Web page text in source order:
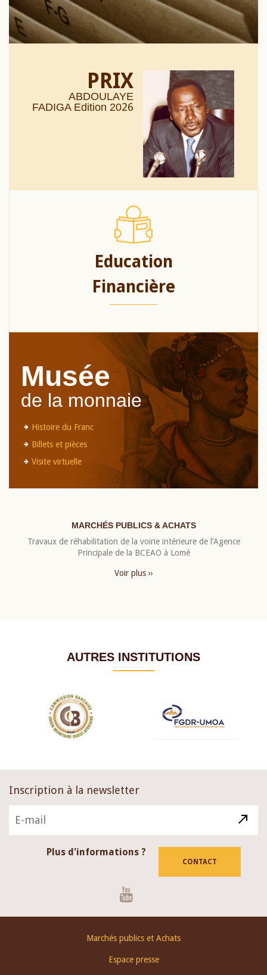
PRIX
ABDOULAYE
FADIGA Edition 2026
Education
Financière
Musée
de la monnaie
Histoire du Franc
Billets et pièces
Visite virtuelle
MARCHÉS PUBLICS & ACHATS
Travaux de réhabilitation de la voirie intérieure de l’Agence
Principale de la BCEAO à Lomé
Voir plus ››
AUTRES INSTITUTIONS
Inscription à la newsletter
Plus d'informations ?
CONTACT
Marchés publics et Achats
Espace presse